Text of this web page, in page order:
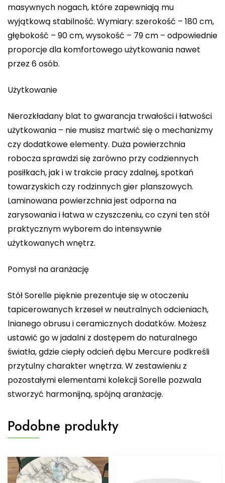
masywnych nogach, które zapewniają mu
wyjątkową stabilność. Wymiary: szerokość – 180 cm,
głębokość – 90 cm, wysokość – 79 cm – odpowiednie
proporcje dla komfortowego użytkowania nawet
przez 6 osób.
Użytkowanie
Nierozkładany blat to gwarancja trwałości i łatwości
użytkowania – nie musisz martwić się o mechanizmy
czy dodatkowe elementy. Duża powierzchnia
robocza sprawdzi się zarówno przy codziennych
posiłkach, jak i w trakcie pracy zdalnej, spotkań
towarzyskich czy rodzinnych gier planszowych.
Laminowana powierzchnia jest odporna na
zarysowania i łatwa w czyszczeniu, co czyni ten stół
praktycznym wyborem do intensywnie
użytkowanych wnętrz.
Pomysł na aranżację
Stół Sorelle pięknie prezentuje się w otoczeniu
tapicerowanych krzeseł w neutralnych odcieniach,
lnianego obrusu i ceramicznych dodatków. Możesz
ustawić go w jadalni z dostępem do naturalnego
światła, gdzie ciepły odcień dębu Mercure podkreśli
przytulny charakter wnętrza. W zestawieniu z
pozostałymi elementami kolekcji Sorelle pozwala
stworzyć harmonijną, spójną aranżację.
Podobne produkty